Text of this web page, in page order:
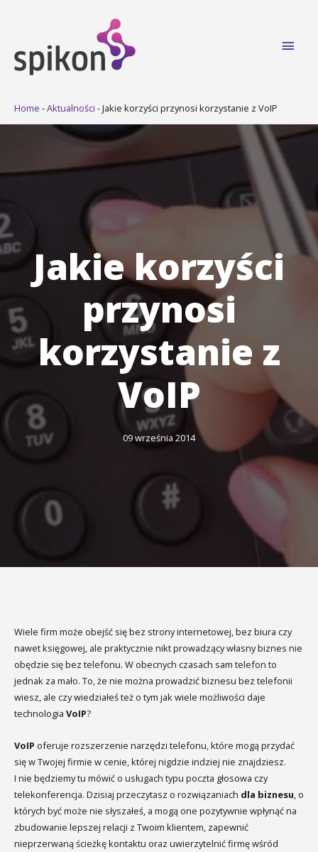
Main
Home -Aktualności -Jakie korzyści przynosi korzystanie z VoIP
Jakie korzyści
przynosi
korzystanie z
VoIP
09 września 2014
Wiele firm może obejść się bez strony internetowej, bez biura czy
nawet księgowej, ale praktycznie nikt prowadzący własny biznes nie
obędzie się bez telefonu. W obecnych czasach sam telefon to
jednak za mało. To, że nie można prowadzić biznesu bez telefonii
wiesz, ale czy wiedziałeś też o tym jak wiele możliwości daje
technologia VoIP?
VoIP oferuje rozszerzenie narzędzi telefonu, które mogą przydać
się w Twojej firmie w cenie, której nigdzie indziej nie znajdziesz.
I nie będziemy tu mówić o usługach typu poczta głosowa czy
telekonferencja. Dzisiaj przeczytasz o rozwiązaniach dla biznesu, o
których być może nie słyszałeś, a mogą one pozytywnie wpłynąć na
zbudowanie lepszej relacji z Twoim klientem, zapewnić
nieprzerwaną ścieżkę kontaktu oraz uwierzytelnić firmę wśród